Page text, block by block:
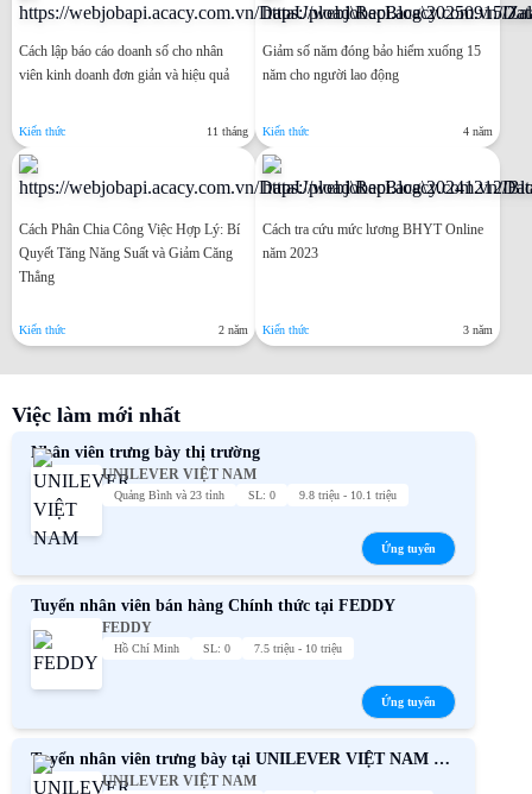
Việc làm mới nhất
Nhân viên trưng bày thị trường
UNILEVER VIỆT NAM
Quảng Bình và 23 tỉnh SL: 0 9.8 triệu - 10.1 triệu
Ứng tuyển
Tuyển nhân viên bán hàng Chính thức tại FEDDY
FEDDY
Hồ Chí Minh SL: 0 7.5 triệu - 10 triệu
Ứng tuyển
Tuyển nhân viên trưng bày tại UNILEVER VIỆT NAM –
Thu nhập cạnh tranh
UNILEVER VIỆT NAM
Cách lập báo cáo doanh số cho nhân
viên kinh doanh đơn giản và hiệu quả
Kiến thức 11 tháng
Giảm số năm đóng bảo hiểm xuống 15
năm cho người lao động
Kiến thức 4 năm
Cách Phân Chia Công Việc Hợp Lý: Bí
Quyết Tăng Năng Suất và Giảm Căng
Thẳng
Kiến thức 2 năm
Cách tra cứu mức lương BHYT Online
năm 2023
Kiến thức 3 năm